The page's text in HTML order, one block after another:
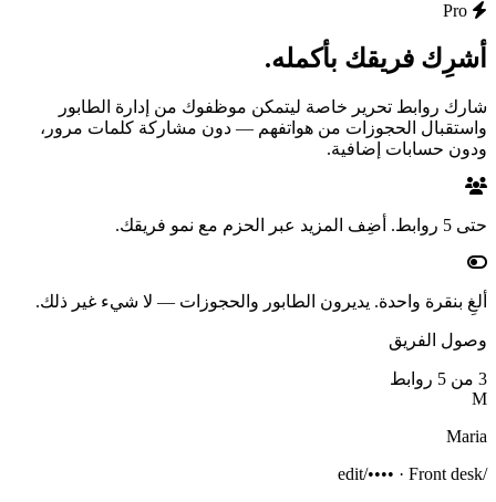
أشرِك فريقك بأكمله.
شارك روابط تحرير خاصة ليتمكن موظفوك من إدارة الطابور
واستقبال الحجوزات من هواتفهم — دون مشاركة كلمات مرور،
ودون حسابات إضافية.
حتى 5 روابط. أضِف المزيد عبر الحزم مع نمو فريقك.
ألغِ بنقرة واحدة. يديرون الطابور والحجوزات — لا شيء غير ذلك.
وصول الفريق
3 من 5 روابط
M
Maria
/edit/•••• · Front desk